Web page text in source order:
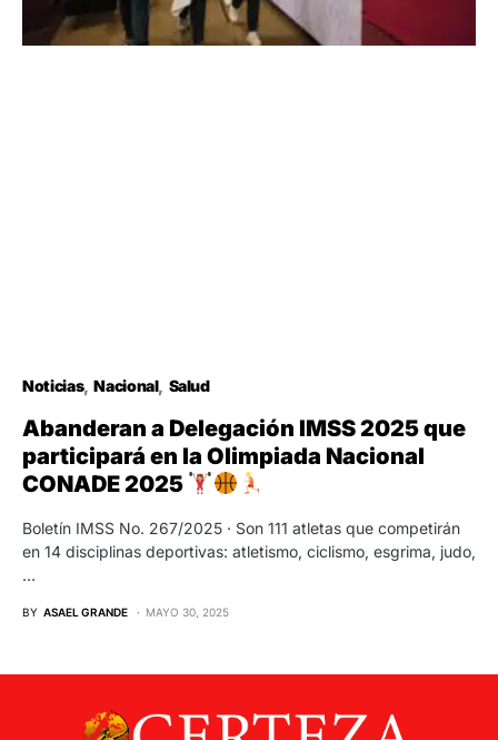
Noticias Nacional Salud
Abanderan a Delegación IMSS 2025 que
participará en la Olimpiada Nacional
CONADE 2025
Boletín IMSS No. 267/2025 · Son 111 atletas que competirán
en 14 disciplinas deportivas: atletismo, ciclismo, esgrima, judo,
…
BY ASAEL GRANDE MAYO 30, 2025